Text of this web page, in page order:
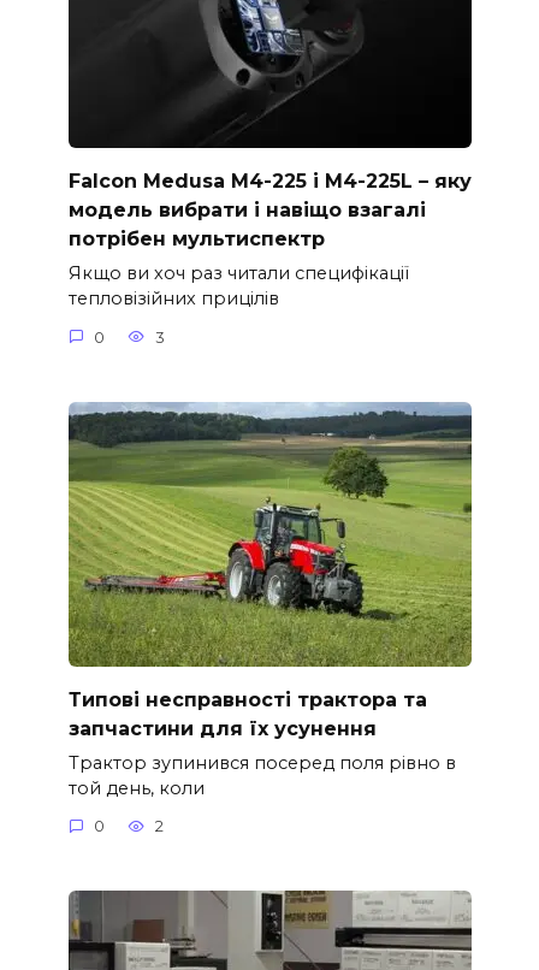
Falcon Medusa M4-225 і M4-225L – яку
модель вибрати і навіщо взагалі
потрібен мультиспектр
Якщо ви хоч раз читали специфікації
тепловізійних прицілів
0 3
Типові несправності трактора та
запчастини для їх усунення
Трактор зупинився посеред поля рівно в
той день, коли
0 2